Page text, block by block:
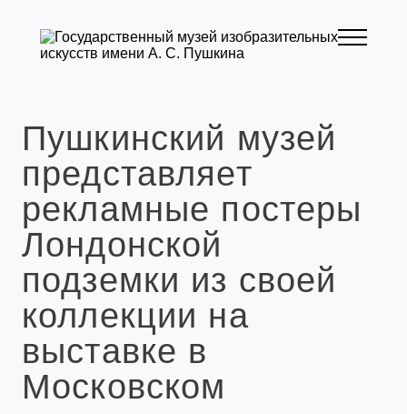
Пушкинский музей
представляет
рекламные постеры
Лондонской
подземки из своей
коллекции на
выставке в
Московском